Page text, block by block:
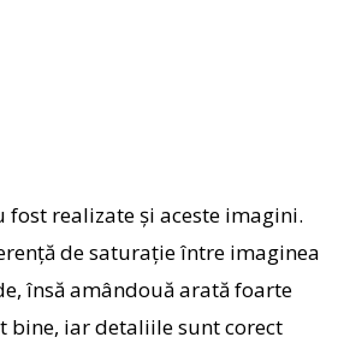
realizate și aceste imagini.
de saturație între imaginea
însă amândouă arată foarte
bine, iar detaliile sunt corect